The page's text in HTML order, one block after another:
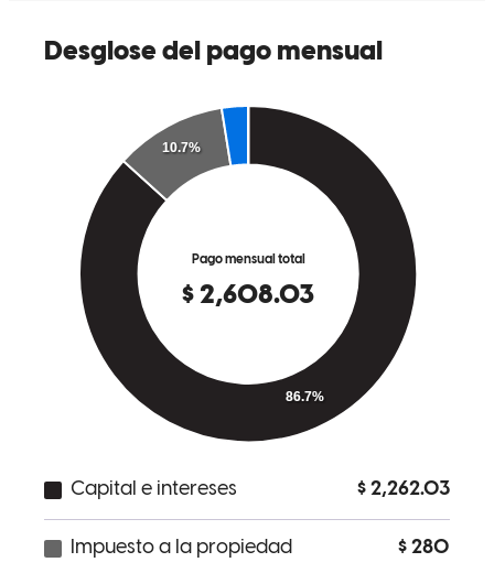
Closed a deal with David in November 2023. I represented the
Seller of a 1.3M home in Miami and working with him via the
Buyer's agent was very easy; never doubted the financing was an
issue and we closed on time. All parties were happy. Will be
referring him to my future clients.
T. Revisar el 6 de diciembre de 2023